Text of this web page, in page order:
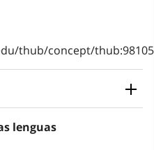
thub/concept/
lenguas